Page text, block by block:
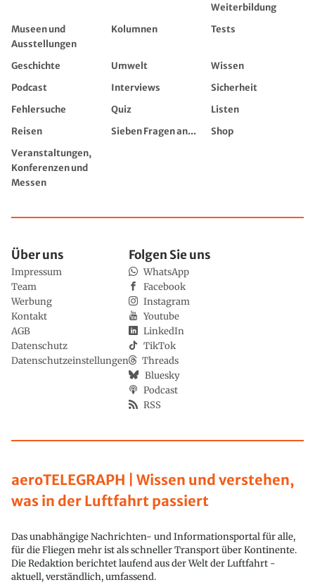
Weiterbildung
Museen und
Ausstellungen
Kolumnen Tests
Geschichte Umwelt
Wissen
Podcast
Interviews
Sicherheit
Fehlersuche
Quiz
Listen
Reisen
Sieben Fragen an...
Shop
Veranstaltungen,
Konferenzen und
Messen
aeroTELEGRAPH | Wissen und verstehen,
was in der Luftfahrt passiert
Das unabhängige Nachrichten- und Informationsportal für alle,
für die Fliegen mehr ist als schneller Transport über Kontinente.
Die Redaktion berichtet laufend aus der Welt der Luftfahrt -
aktuell, verständlich, umfassend.
Über uns
Impressum
Team
Werbung
Kontakt
AGB
Datenschutz
Datenschutzeinstellungen
Folgen Sie uns
WhatsApp
Facebook
Instagram
Youtube
LinkedIn
TikTok
Threads
Bluesky
Podcast
RSS